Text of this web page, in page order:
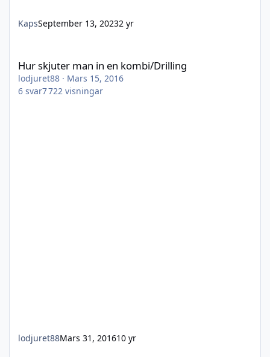
KapsSeptember 13, 20232 yr
Hur skjuter man in en kombi/Drilling
lodjuret88 · Mars 15, 2016
6 svar7 722 visningar
lodjuret88Mars 31, 201610 yr